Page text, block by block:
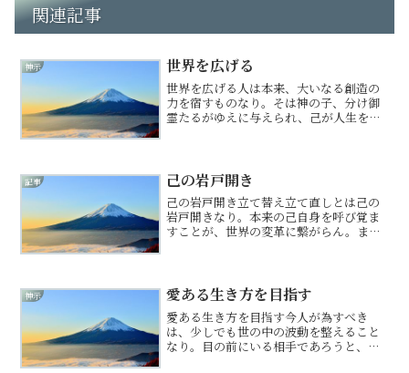
関連記事
神示 世界を広げる
世界を広げる人は本来、大いなる創造の
力を宿すものなり。そは神の子、分け御
霊たるがゆえに与えられ、己が人生を、
立て替え立て直しの時にあ...
記事 己の岩戸開き
己の岩戸開き立て替え立て直しとは己の
岩戸開きなり。本来の己自身を呼び覚ま
すことが、世界の変革に繋がらん。まず
し。これより先、立て替え立て...
神示 愛ある生き方を目指す
愛ある生き方を目指す今人が為すべき
は、少しでも世の中の波動を整えること
なり。目の前にいる相手であろうと、お